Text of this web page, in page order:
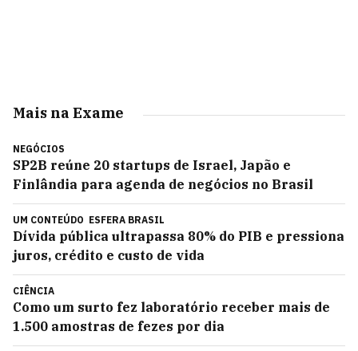
Mais na Exame
NEGÓCIOS
SP2B reúne 20 startups de Israel, Japão e
Finlândia para agenda de negócios no Brasil
UM CONTEÚDO ESFERA BRASIL
Dívida pública ultrapassa 80% do PIB e pressiona
juros, crédito e custo de vida
CIÊNCIA
Como um surto fez laboratório receber mais de
1.500 amostras de fezes por dia